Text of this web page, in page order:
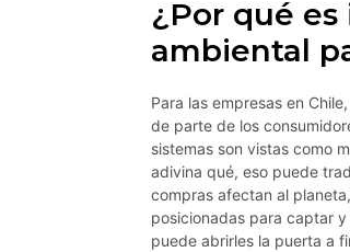
¿Por qué
ambiental
Para las empresas en
de parte de los
sistemas son vistas como
adivina qué, eso puede
compras afectan al
posicionadas para captar
puede abrirles la puerta a